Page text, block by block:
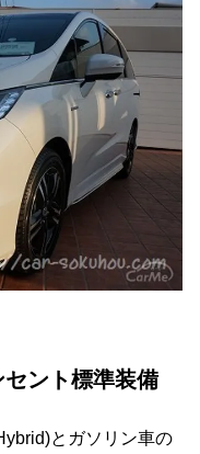
ント標準装備
とガソリン車の